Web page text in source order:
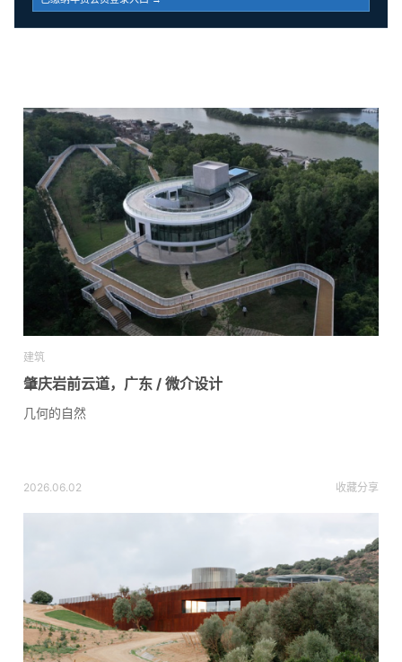
建筑
肇庆岩前云道，广东 / 微介设计
几何的自然
2026.06.02 收藏分享